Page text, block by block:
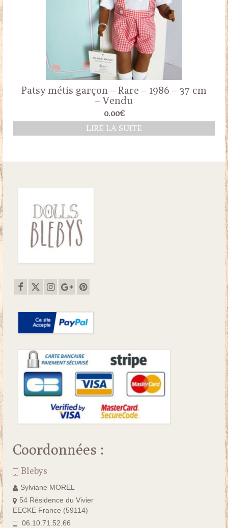
Patsy métis garçon – Rare – 1986 – 37 cm
– Vendu
0.00€
LIRE LA SUITE
Coordonnées :
Blebys
Sylviane MOREL
54 Résidence du Vivier
EECKE France (59114)
06.10.71.52.66